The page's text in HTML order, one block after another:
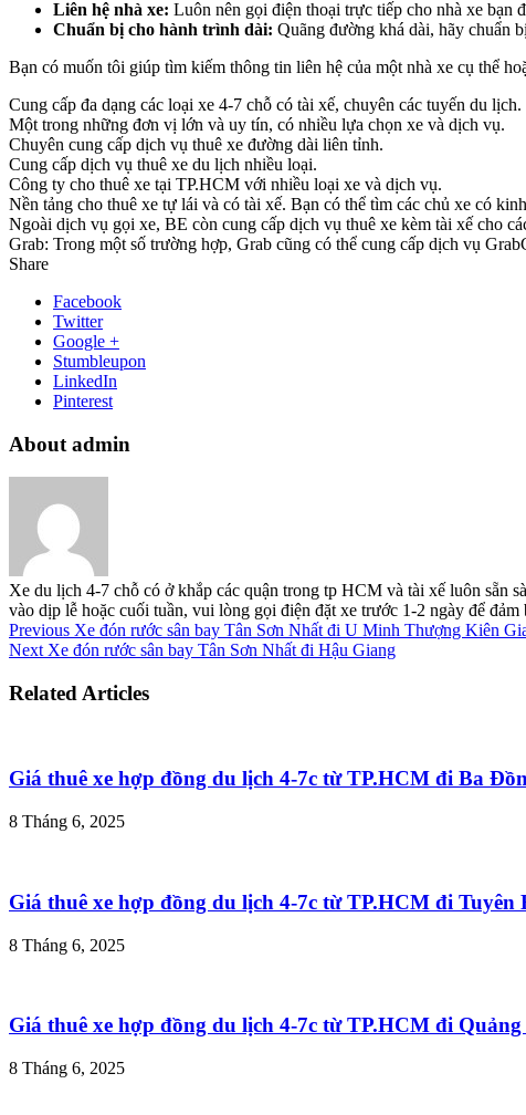
Liên hệ nhà xe: Luôn nên gọi điện thoại trực tiếp cho nhà xe bạn
Chuẩn bị cho hành trình dài: Quãng đường khá dài, hãy chuẩn
Bạn có muốn tôi giúp tìm kiếm thông tin liên hệ của một nhà xe cụ thể
Cung cấp đa dạng các loại xe 4-7 chỗ có tài xế, chuyên các tuyến du lịch.
Một trong những đơn vị lớn và uy tín, có nhiều lựa chọn xe và dịch vụ.
Chuyên cung cấp dịch vụ thuê xe đường dài liên tỉnh.
Cung cấp dịch vụ thuê xe du lịch nhiều loại.
Công ty cho thuê xe tại TP.HCM với nhiều loại xe và dịch vụ.
Nền tảng cho thuê xe tự lái và có tài xế. Bạn có thể tìm các chủ xe có
Ngoài dịch vụ gọi xe, BE còn cung cấp dịch vụ thuê xe kèm tài xế cho
Grab: Trong một số trường hợp, Grab cũng có thể cung cấp dịch vụ
Share
Facebook
Twitter
Google +
Stumbleupon
LinkedIn
Pinterest
About admin
Xe du lịch 4-7 chỗ có ở khắp các quận trong tp HCM và tài xế luôn sẵn
vào dịp lễ hoặc cuối tuần, vui lòng gọi điện đặt xe trước 1-2 ngày để
Previous Xe đón rước sân bay Tân Sơn Nhất đi U Minh Thượng Kiên
Next Xe đón rước sân bay Tân Sơn Nhất đi Hậu Giang
Related Articles
Giá thuê xe hợp đồng du lịch 4-7c từ TP.HCM đi Ba
8 Tháng 6, 2025
Giá thuê xe hợp đồng du lịch 4-7c từ TP.HCM đi Tuyên
8 Tháng 6, 2025
Giá thuê xe hợp đồng du lịch 4-7c từ TP.HCM đi
8 Tháng 6, 2025